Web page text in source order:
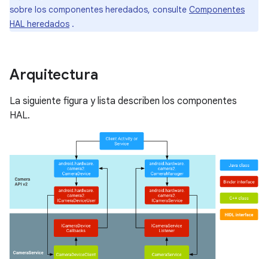
sobre los componentes heredados, consulte Componentes
HAL heredados .
Arquitectura
La siguiente figura y lista describen los componentes
HAL.